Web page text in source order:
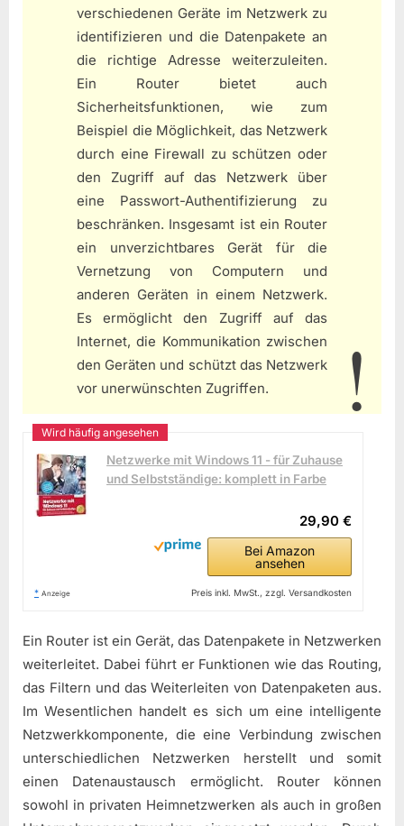
verschiedenen Geräte im Netzwerk zu
identifizieren und die Datenpakete an
die richtige Adresse weiterzuleiten.
Ein Router bietet auch
Sicherheitsfunktionen, wie zum
Beispiel die Möglichkeit, das Netzwerk
durch eine Firewall zu schützen oder
den Zugriff auf das Netzwerk über
eine Passwort-Authentifizierung zu
beschränken. Insgesamt ist ein Router
ein unverzichtbares Gerät für die
Vernetzung von Computern und
anderen Geräten in einem Netzwerk.
Es ermöglicht den Zugriff auf das
Internet, die Kommunikation zwischen
den Geräten und schützt das Netzwerk
vor unerwünschten Zugriffen.
Netzwerke mit Windows 11 - für Zuhause
und Selbstständige: komplett in Farbe
29,90 €
Bei Amazon
ansehen
* Anzeige Preis inkl. MwSt., zzgl. Versandkosten
Ein Router ist ein Gerät, das Datenpakete in Netzwerken
weiterleitet. Dabei führt er Funktionen wie das Routing,
das Filtern und das Weiterleiten von Datenpaketen aus.
Im Wesentlichen handelt es sich um eine intelligente
Netzwerkkomponente, die eine Verbindung zwischen
unterschiedlichen Netzwerken herstellt und somit
einen Datenaustausch ermöglicht. Router können
sowohl in privaten Heimnetzwerken als auch in großen